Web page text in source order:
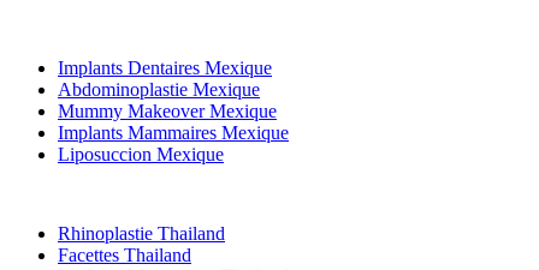
Implants Dentaires Mexique
Abdominoplastie Mexique
Mummy Makeover Mexique
Implants Mammaires Mexique
Liposuccion Mexique
Rhinoplastie Thailand
Facettes Thailand